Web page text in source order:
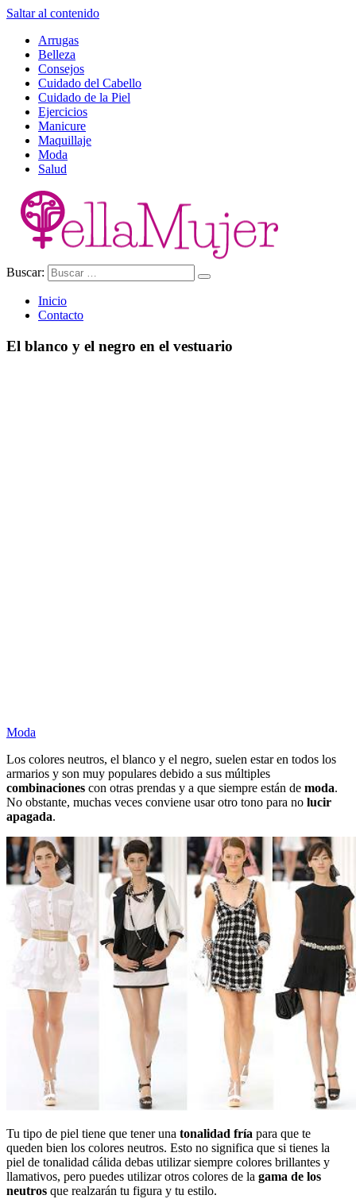
Saltar al contenido
Arrugas
Belleza
Consejos
Cuidado del Cabello
Cuidado de la Piel
Ejercicios
Manicure
Maquillaje
Moda
Salud
Ella Mujer
Buscar:
Inicio
Contacto
El blanco y el negro en el vestuario
Moda
Los colores neutros, el blanco y el negro, suelen estar en todos los
armarios y son muy populares debido a sus múltiples
combinaciones con otras prendas y a que siempre están de moda.
No obstante, muchas veces conviene usar otro tono para no lucir
apagada.
Tu tipo de piel tiene que tener una tonalidad fría para que te
queden bien los colores neutros. Esto no significa que si tienes la
piel de tonalidad cálida debas utilizar siempre colores brillantes y
llamativos, pero puedes utilizar otros colores de la gama de los
neutros que realzarán tu figura y tu estilo.